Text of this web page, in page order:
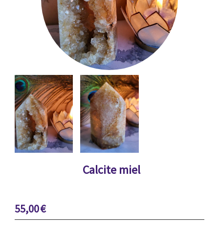
Calcite miel
55,00€